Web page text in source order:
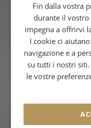
Fin dalla vostra
durante il
impegna a offrirvi
I cookie ci
navigazione e a
su tutti i nostri
le vostre